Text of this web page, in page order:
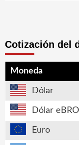
Cotización del
Moneda
Dólar
Dólar
Euro